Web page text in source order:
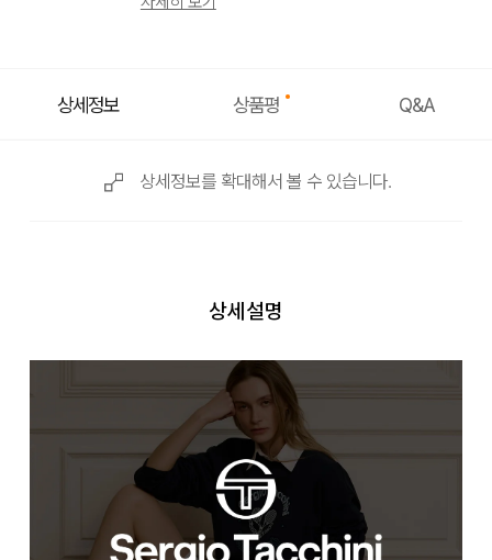
상세정보 상품평 Q&A
상세정보를 확대해서 볼 수 있습니다.
상세설명